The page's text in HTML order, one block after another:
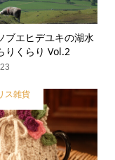
ブエヒデユキの湖水
りくらり Vol.2
ス雑貨